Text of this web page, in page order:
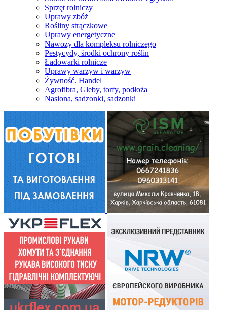
Sprzęt rolniczy
Uprawy zbóż
Rośliny strączkowe
Uprawy energetyczne
Nawozy dla kompleksu rolniczego
Pestycydy, środki ochrony roślin
Ładowarki rolnicze
Uprawy warzyw i warzyw
Żywność. Handel
Agrofibra, Gleby, torfy, podłoża
Nasiona, sadzonki, sadzonki